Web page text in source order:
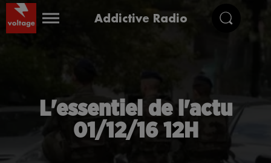
Addictive Radio
L'essentiel de l'actu
01/12/16 12H